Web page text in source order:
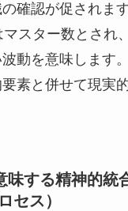
確認が促されます
スター数とされ
動を意味します。
素と併せて現実
味する精神的統
セス）